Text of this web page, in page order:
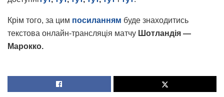
Крім того, за цим посиланням буде знаходитись
текстова онлайн-трансляція матчу Шотландія —
Марокко.